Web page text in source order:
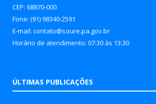
CEP: 68870-000
Fone: (91) 98340-2591
E-mail: contato@soure.pa.gov.br
Horário de atendimento: 07:30 às 13:30
ÚLTIMAS PUBLICAÇÕES